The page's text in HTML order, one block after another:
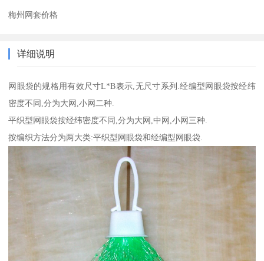
梅州网套价格
详细说明
网眼袋的规格用有效尺寸L*B表示,无尺寸系列.经编型网眼袋按经纬
密度不同,分为大网,小网二种.
平织型网眼袋按经纬密度不同,分为大网,中网,小网三种.
按编织方法分为两大类:平织型网眼袋和经编型网眼袋.